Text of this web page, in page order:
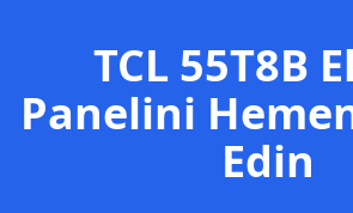
TCL 55T8B
Panelini
Edin